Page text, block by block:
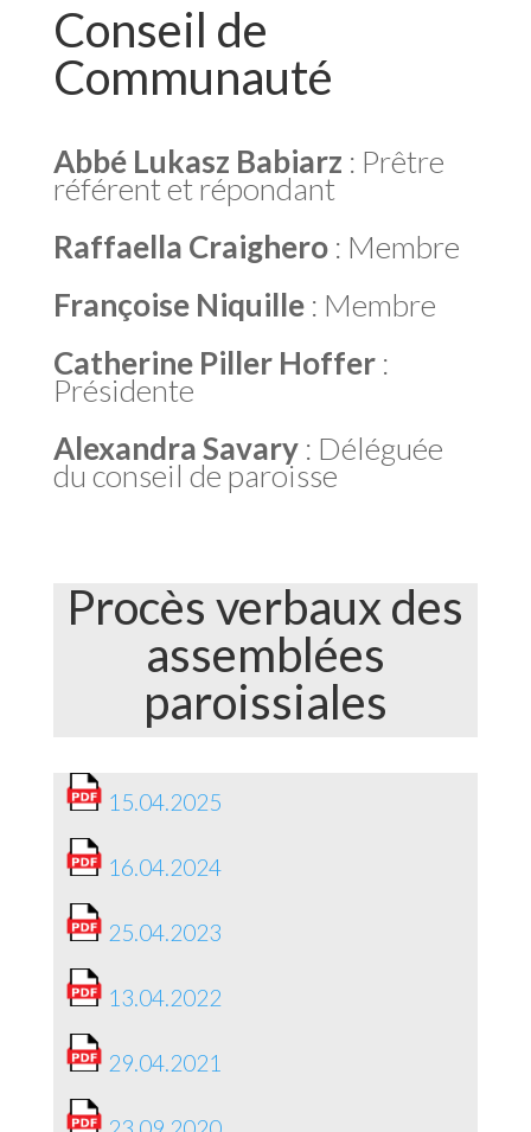
Conseil de
Communauté
Abbé Lukasz Babiarz : Prêtre
référent et répondant
Raffaella Craighero : Membre
Françoise Niquille : Membre
Catherine Piller Hoffer :
Présidente
Alexandra Savary : Déléguée
du conseil de paroisse
Procès verbaux des
assemblées
paroissiales
15.04.2025
16.04.2024
25.04.2023
13.04.2022
29.04.2021